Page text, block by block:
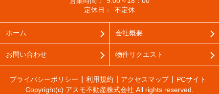
定休日：
不定休
ホーム 会社概要
お問い合わせ 物件リクエスト
プライバシーポリシー 利用規約 アクセスマップ
PCサイト
Copyright(c) アスモ不動産株式会社 All rights reserved.